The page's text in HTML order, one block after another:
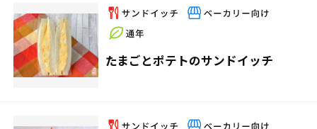
たまごとポテトのサンドイッチ